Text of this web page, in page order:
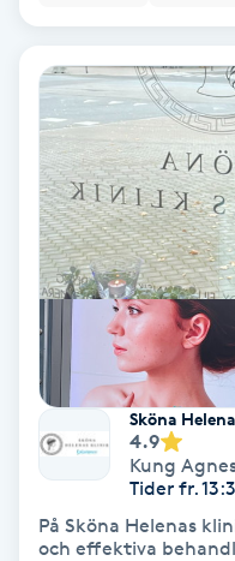
Keratinbehandling
Kinesiologi
Kinesisk medicin
Kiropraktik
Klangmassage
Klippning
Klippning & Slingor
Sköna
4.9
Kung
Tider fr.
På Sköna Helenas
och effektiva